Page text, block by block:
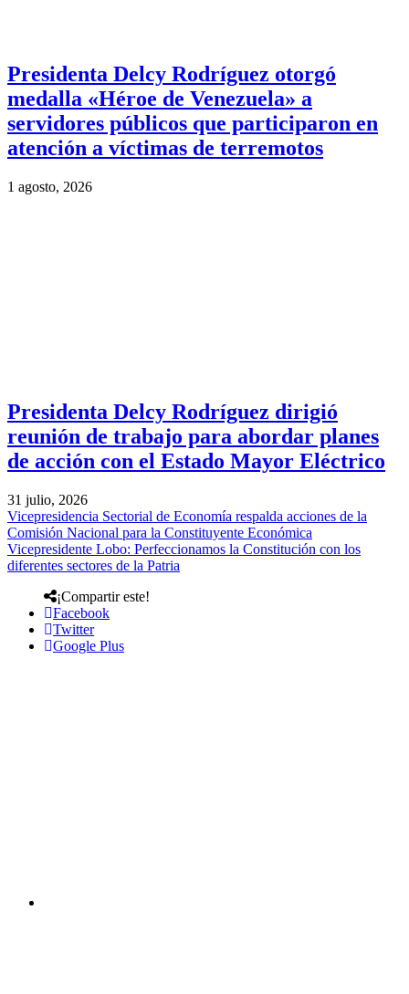
Presidenta Delcy Rodríguez otorgó
medalla «Héroe de Venezuela» a
servidores públicos que participaron en
atención a víctimas de terremotos
1 agosto, 2026
Presidenta Delcy Rodríguez dirigió
reunión de trabajo para abordar planes
de acción con el Estado Mayor Eléctrico
31 julio, 2026
Vicepresidencia Sectorial de Economía respalda acciones de la
Comisión Nacional para la Constituyente Económica
Vicepresidente Lobo: Perfeccionamos la Constitución con los
diferentes sectores de la Patria
¡Compartir este!
Facebook
Twitter
Google Plus